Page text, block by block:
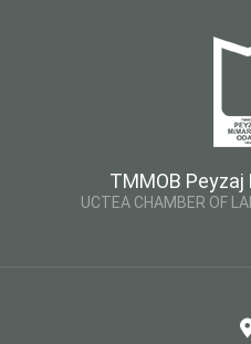
TMMOB Peyzaj
UCTEA CHAMBER OF